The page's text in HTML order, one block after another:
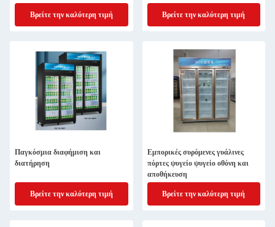
Βρείτε την καλύτερη τιμή Βρείτε την καλύτερη τιμή
Παγκόσμια διαφήμιση και
διατήρηση
Βρείτε την καλύτερη τιμή
Εμπορικές συρόμενες γυάλινες
πόρτες ψυγείο ψυγείο οθόνη και
αποθήκευση
Βρείτε την καλύτερη τιμή